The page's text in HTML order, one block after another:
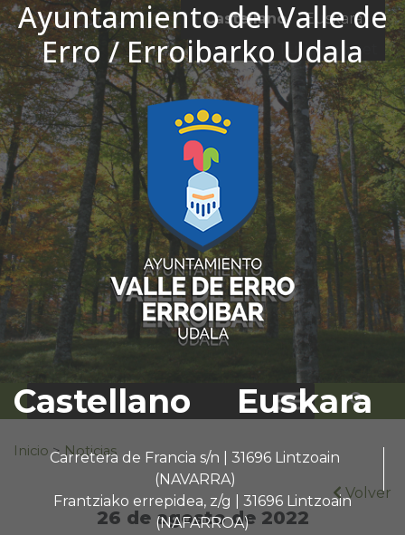
Ayuntamiento del Valle de
Erro / Erroibarko Udala
Castellano Euskara
Carretera de Francia s/n | 31696 Lintzoain
(NAVARRA)
Frantziako errepidea, z/g | 31696 Lintzoain
(NAFARROA)
Ir al contenido
Castellano
Euskara
El tiempo - Tutiempo.net
Buscar:
Inicio > Noticias
Volver
26 de agosto de 2022